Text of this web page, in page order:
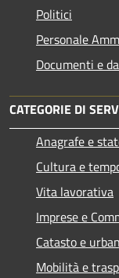
Politici
Personale
Documenti e
CATEGORIE DI
Anagrafe e
Cultura e
Vita lavorativa
Imprese e
Catasto e
Mobilità e